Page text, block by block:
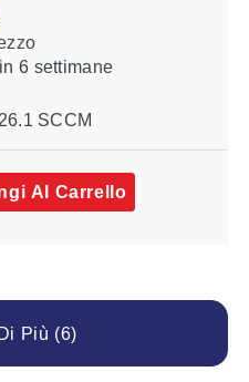
Più (6)
in 6 settimane
26.1 SCCM
Al Carrello